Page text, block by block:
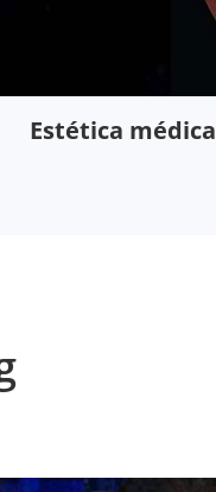
Estética médica